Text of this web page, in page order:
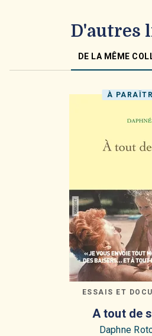
D'autres
DE LA MÊME
À
ESSAIS ET
A tout de
Daphne